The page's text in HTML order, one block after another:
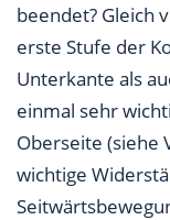
beendet? Gleich
erste Stufe der
Unterkante als
einmal sehr
Oberseite (siehe
wichtige